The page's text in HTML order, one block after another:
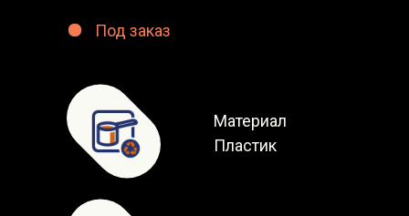
Материал
Пластик
Под заказ